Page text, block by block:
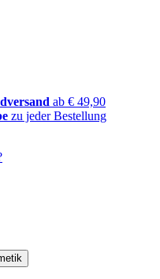
ab € 49,90
zu jeder Bestellung